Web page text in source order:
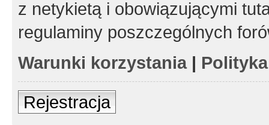
z netykietą i obowiązującymi
regulaminy poszczególnych
Warunki korzystania|
Rejestracja